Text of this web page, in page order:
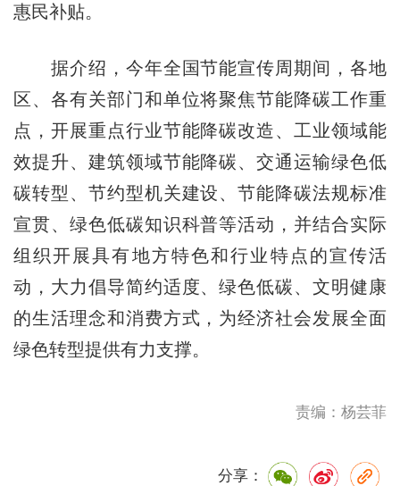
惠民补贴。
据介绍，今年全国节能宣传周期间，各地
区、各有关部门和单位将聚焦节能降碳工作重
点，开展重点行业节能降碳改造、工业领域能
效提升、建筑领域节能降碳、交通运输绿色低
碳转型、节约型机关建设、节能降碳法规标准
宣贯、绿色低碳知识科普等活动，并结合实际
组织开展具有地方特色和行业特点的宣传活
动，大力倡导简约适度、绿色低碳、文明健康
的生活理念和消费方式，为经济社会发展全面
绿色转型提供有力支撑。
责编：杨芸菲
分享：